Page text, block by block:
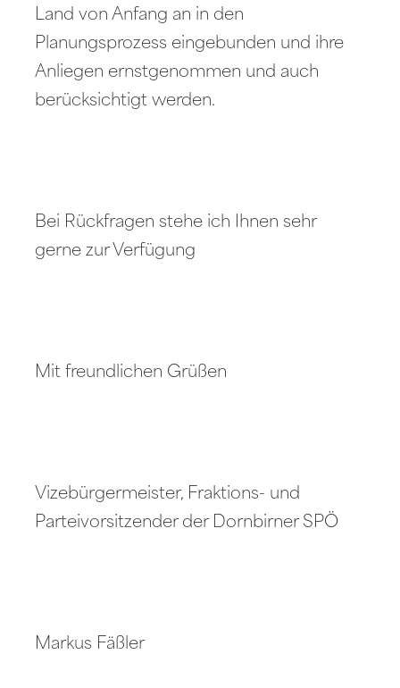
Land von Anfang an in den
Planungsprozess eingebunden und ihre
Anliegen ernstgenommen und auch
berücksichtigt werden.
Bei Rückfragen stehe ich Ihnen sehr
gerne zur Verfügung
Mit freundlichen Grüßen
Vizebürgermeister, Fraktions- und
Parteivorsitzender der Dornbirner SPÖ
Markus Fäßler